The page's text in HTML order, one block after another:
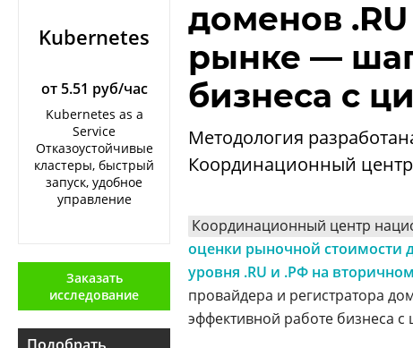
обзоры
Личный
кабинет
проекте
Аналитика
Конференции
Техника
Техника
Kubernetes
от 5.51 руб/час
Kubernetes as a
Service
Отказоустойчивые
кластеры, быстрый
запуск, удобное
управление
Заказать
исследование
Подобрать
доменов
рынке —
бизнеса с
Методология
Координационный
Координационный центр
оценки рыночной стоимости
уровня .RU и .РФ на
провайдера и регистратора
эффективной работе бизнеса